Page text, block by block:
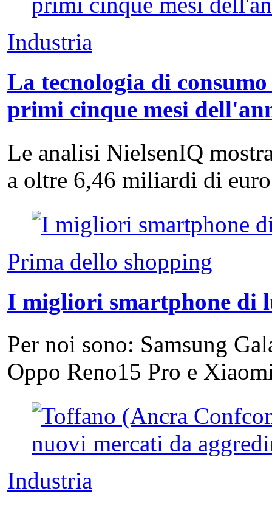
Industria
La tecnologia di
primi cinque mesi
Le analisi NielsenIQ
a oltre 6,46 miliardi di
Prima dello shopping
I migliori smartphone di
Per noi sono: Samsung
Oppo Reno15 Pro e
Industria